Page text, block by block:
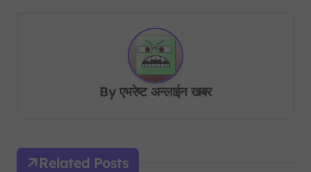
g
Byएभरेष्ट अन्लाईन खबर
Related Posts